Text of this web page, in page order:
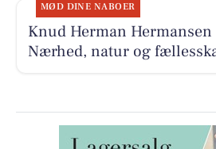
MØD DINE NABOER
Knud Herman Hermansen
Nærhed, natur og